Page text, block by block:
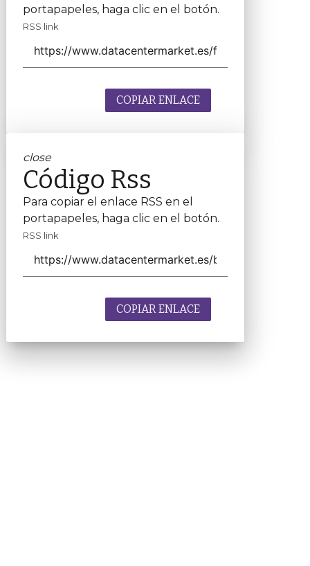
portapapeles, haga clic en el botón.
RSS link
COPIAR ENLACE
close
Código Rss
Para copiar el enlace RSS en el
portapapeles, haga clic en el botón.
RSS link
COPIAR ENLACE